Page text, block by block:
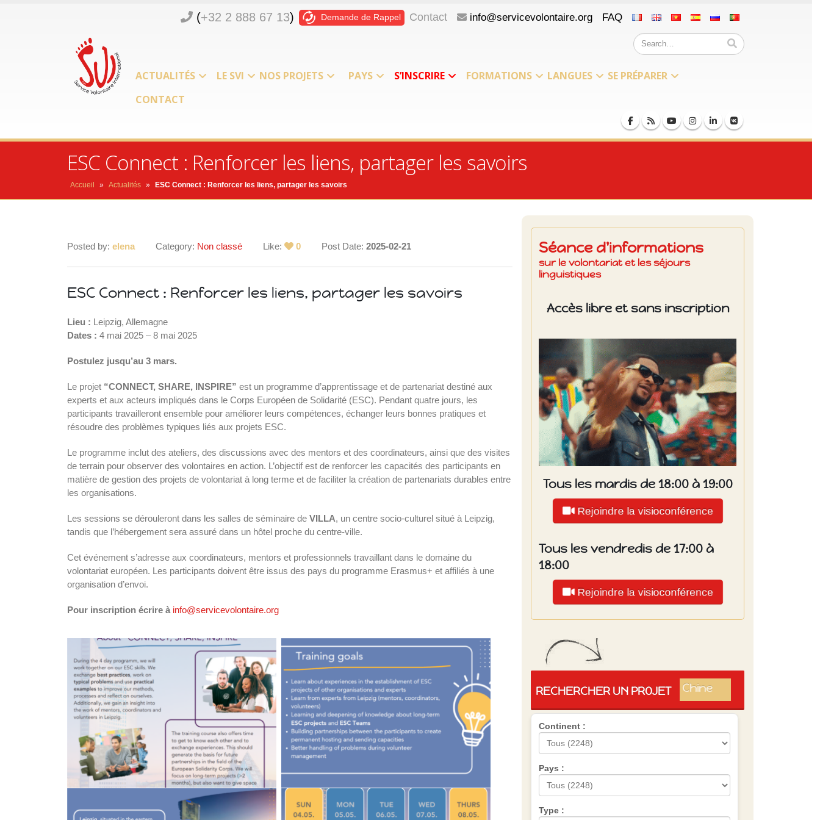
(+32 2 888 67 13) Demande de Rappel Contact info@servicevolontaire.org FAQ
ACTUALITÉS LE SVI NOS PROJETS PAYS S’INSCRIRE FORMATIONS LANGUES
SE PRÉPARER
CONTACT
ESC Connect : Renforcer les liens, partager les savoirs
Accueil » Actualités » ESC Connect : Renforcer les liens, partager les savoirs
Posted by:elena Category: Non classé Like: 0 Post Date:2025-02-21
ESC Connect : Renforcer les liens, partager les savoirs
Lieu : Leipzig, Allemagne
Dates : 4 mai 2025 – 8 mai 2025
Postulez jusqu’au 3 mars.
Le projet “CONNECT, SHARE, INSPIRE” est un programme d’apprentissage et de partenariat destiné aux
experts et aux acteurs impliqués dans le Corps Européen de Solidarité (ESC). Pendant quatre jours, les
participants travailleront ensemble pour améliorer leurs compétences, échanger leurs bonnes pratiques et
résoudre des problèmes typiques liés aux projets ESC.
Le programme inclut des ateliers, des discussions avec des mentors et des coordinateurs, ainsi que des visites
de terrain pour observer des volontaires en action. L’objectif est de renforcer les capacités des participants en
matière de gestion des projets de volontariat à long terme et de faciliter la création de partenariats durables entre
les organisations.
Les sessions se dérouleront dans les salles de séminaire deVILLA, un centre socio-culturel situé à Leipzig,
tandis que l’hébergement sera assuré dans un hôtel proche du centre-ville.
Cet événement s’adresse aux coordinateurs, mentors et professionnels travaillant dans le domaine du
volontariat européen. Les participants doivent être issus des pays du programme Erasmus+ et affiliés à une
organisation d’envoi.
Pour inscription écrire à info@servicevolontaire.org
Séance d'informations
sur le volontariat et les séjours
linguistiques
Accès libre et sans inscription
Tous les mardis de 18:00 à 19:00
Rejoindre la visioconférence
Tous les vendredis de 17:00 à
18:00
Rejoindre la visioconférence
RECHERCHER UN PROJET
Pérou
Chine
Espagne
Brésil
Mexique
Groupe
Continent :
Pays :
Type :